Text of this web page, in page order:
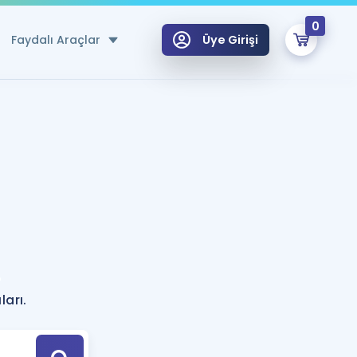
Faydalı Araçlar
Hesaplama Aracı
için Öneriler
Tek Takvimde
Üye Girişi
0
Hoca ile seni sınava hazırlayacak onlarca eğitim seni bekliyor!